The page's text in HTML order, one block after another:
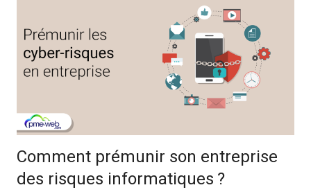
Comment prémunir son entreprise
des risques informatiques ?